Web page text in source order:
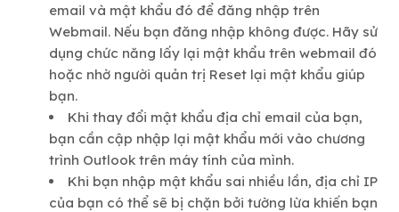
email và mật khẩu đó để đăng nhập trên
Webmail. Nếu bạn đăng nhập không được. Hãy sử
dụng chức năng lấy lại mật khẩu trên webmail đó
hoặc nhờ người quản trị Reset lại mật khẩu giúp
bạn.
Khi thay đổi mật khẩu địa chỉ email của bạn,
bạn cần cập nhập lại mật khẩu mới vào chương
trình Outlook trên máy tính của mình.
Khi bạn nhập mật khẩu sai nhiều lần, địa chỉ IP
của bạn có thể sẽ bị chặn bởi tường lừa khiến bạn